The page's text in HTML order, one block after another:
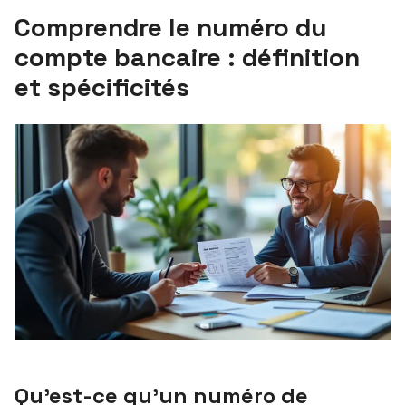
Comprendre le numéro du
compte bancaire : définition
et spécificités
Qu’est-ce qu’un numéro de